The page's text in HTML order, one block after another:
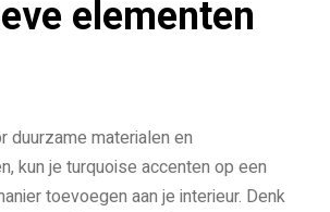
elementen
duurzame materialen en
kun je turquoise accenten op een
toevoegen aan je interieur. Denk